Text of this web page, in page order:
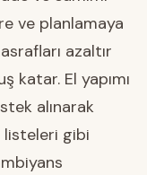
ve planlamaya
azaltır
katar. El yapımı
alınarak
listeleri gibi